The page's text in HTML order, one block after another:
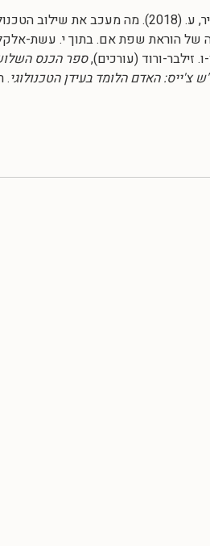
אבידב-אונגר, א. ועמיר, ע. (2018). מה מעכב
של הוראת שפת אם. בתוך י. עשת-
ו. זילבר-ורוד (עורכים),ספר הכנס
צ'ייס: האדם הלומד בעידן הטכנולוגי.